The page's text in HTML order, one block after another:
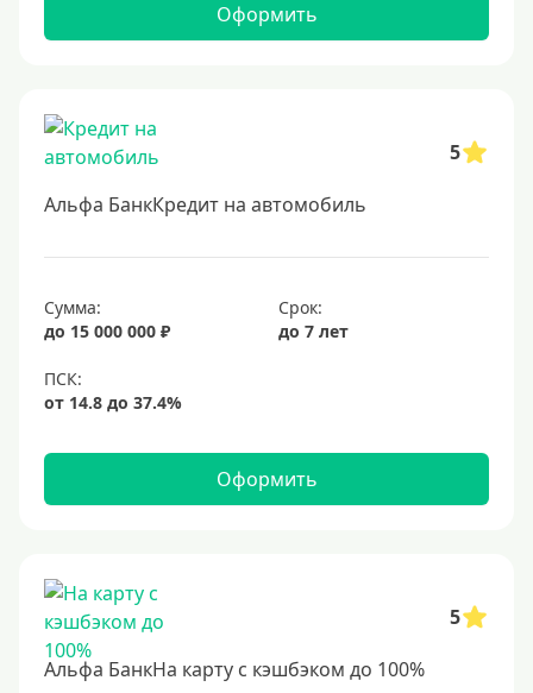
Оформить
5
Альфа БанкКредит на автомобиль
Сумма:
до 15 000 000 ₽
Срок:
до 7 лет
Оформить
5
Альфа БанкНа карту с кэшбэком до 100%